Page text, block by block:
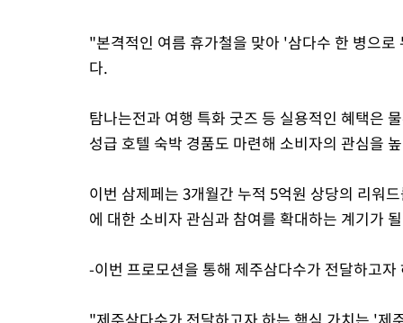
"본격적인 여름 휴가철을 맞아 '삼다수 한 병으
다.
탐나는전과 여행 특화 굿즈 등 실용적인 혜택은
성급 호텔 숙박 경품도 마련해 소비자의 관심을
이번 삼제페는 3개월간 누적 5억원 상당의 리워
에 대한 소비자 관심과 참여를 확대하는 계기가
-이번 프로모션을 통해 제주삼다수가 전달하고